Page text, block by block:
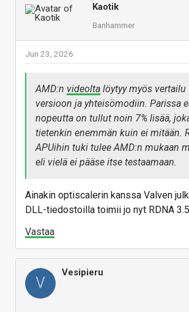
Kaotik
Banhammer
Jun 23, 2026
AMD:n videolta löytyy myös vertailu
versioon ja yhteisömodiin. Parissa
nopeutta on tullut noin 7% lisää,
tietenkin enemmän kuin ei mitään.
APUihin tuki tulee AMD:n mukaan
eli vielä ei pääse itse testaamaan.
Ainakin optiscalerin kanssa Valven
DLL-tiedostoilla toimii jo nyt RDNA 3.5
Vastaa
V
Vesipieru